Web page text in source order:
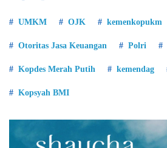
UMKM OJK kemenkopukm
Otoritas Jasa Keuangan Polri
Kopdes Merah Putih kemendag
Kopsyah BMI